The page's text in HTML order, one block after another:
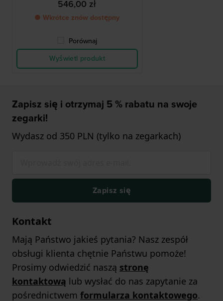
546,00 zł
● Wkrótce znów dostępny
Porównaj
Wyświetl produkt
Zapisz się i otrzymaj 5 % rabatu na swoje
zegarki!
Wydasz od 350 PLN (tylko na zegarkach)
Zapisz się
Kontakt
Mają Państwo jakieś pytania? Nasz zespół
obsługi klienta chętnie Państwu pomoże!
Prosimy odwiedzić naszą stronę
kontaktową lub wysłać do nas zapytanie za
pośrednictwem formularza kontaktowego.